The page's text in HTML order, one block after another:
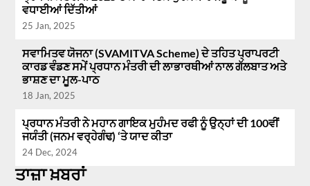
ਵਧਾਈਆਂ ਦਿੱਤੀਆਂ
25 Jan, 2025
ਸਵਾਮਿਤਵ ਯੋਜਨਾ (SVAMITVA Scheme) ਦੇ ਤਹਿਤ ਪ੍ਰਾਪਰਟੀ
ਕਾਰਡ ਵੰਡਣ ਸਮੇਂ ਪ੍ਰਧਾਨ ਮੰਤਰੀ ਦੀ ਲਾਭਾਰਥੀਆਂ ਨਾਲ ਗੱਲਬਾਤ ਅਤੇ
ਭਾਸ਼ਣ ਦਾ ਮੂਲ-ਪਾਠ
18 Jan, 2025
ਪ੍ਰਧਾਨ ਮੰਤਰੀ ਨੇ ਮਹਾਨ ਗਾਇਕ ਮੁਹੰਮਦ ਰਫੀ ਨੂੰ ਉਨ੍ਹਾਂ ਦੀ 100ਵੀਂ
ਜਯੰਤੀ (ਜਨਮ ਵਰ੍ਹੇਗੰਢ) ‘ਤੇ ਯਾਦ ਕੀਤਾ
24 Dec, 2024
ਤਾਜ਼ਾ ਖ਼ਬਰਾਂ